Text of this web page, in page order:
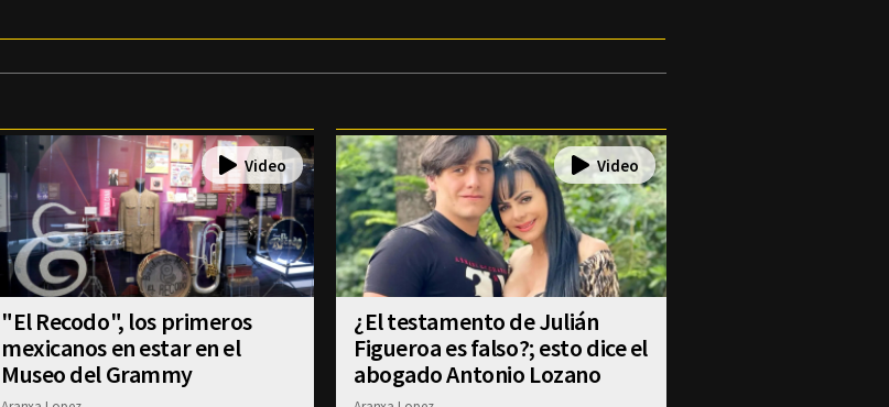
"El Recodo", los primeros
mexicanos en estar en el
Museo del Grammy
¿El testamento de Julián
Figueroa es falso?; esto dice el
abogado Antonio Lozano